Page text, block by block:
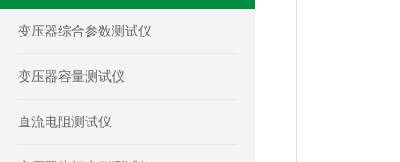
变压器综合参数测试仪
变压器容量测试仪
直流电阻测试仪